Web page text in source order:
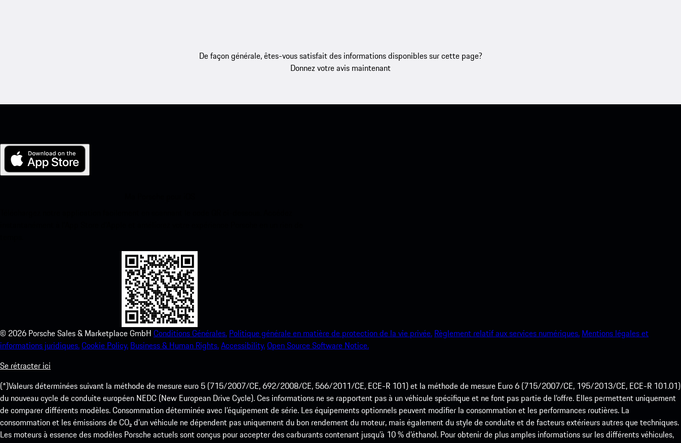
De façon générale, êtes-vous satisfait des informations disponibles sur cette page?
Donnez votre avis maintenant
© 2026 Porsche Sales & Marketplace GmbH Conditions Générales. Politique générale en matière de protection de la vie privée. Règlement relatif aux services numériques. Mentions légales et
informations juridiques.Cookie Policy. Business & Human Rights.Accessibility.Open Source Software Notice.
Se rétracter ici
(*)Valeurs déterminées suivant la méthode de mesure euro 5 (715/2007/CE, 692/2008/CE, 566/2011/CE, ECE-R 101) et la méthode de mesure Euro 6 (715/2007/CE, 195/2013/CE, ECE-R 101.01)
du nouveau cycle de conduite européen NEDC (New European Drive Cycle). Ces informations ne se rapportent pas à un véhicule spécifique et ne font pas partie de l’offre. Elles permettent uniquement
de comparer différents modèles. Consommation déterminée avec l’équipement de série. Les équipements optionnels peuvent modifier la consommation et les performances routières. La
consommation et les émissions de CO₂ d’un véhicule ne dépendent pas uniquement du bon rendement du moteur, mais également du style de conduite et de facteurs extérieurs autres que techniques.
Les moteurs à essence des modèles Porsche actuels sont conçus pour accepter des carburants contenant jusqu’à 10 % d’éthanol. Pour obtenir de plus amples informations sur les différents véhicules,